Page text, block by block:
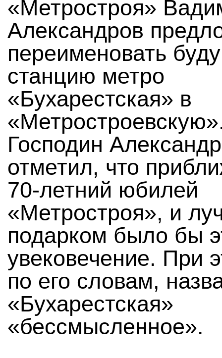
«Метростроя»
Александров
переименовать
станцию метро
«Бухарестская» в
Господин
отметил, что
70-летний юбилей
«Метростроя», и
подарком было бы
увековечение. При
по его словам,
«Бухарестская»
«бессмысленное».